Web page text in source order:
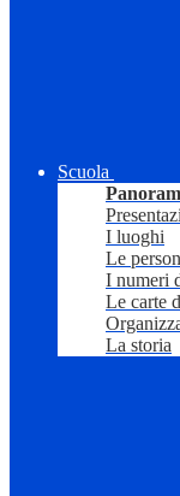
Scuola
I luoghi
Le
I numeri
Le carte
La storia